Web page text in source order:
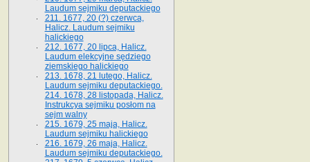
Laudum sejmiku deputackiego
211. 1677, 20 (?) czerwca,
Halicz. Laudum sejmiku
halickiego
212. 1677, 20 lipca, Halicz.
Laudum elekcyjne sędziego
ziemskiego halickiego
213. 1678, 21 lutego, Halicz.
Laudum sejmiku deputackiego.
214. 1678, 28 listopada, Halicz.
Instrukcya sejmiku posłom na
sejm walny
215. 1679, 25 maja, Halicz.
Laudum sejmiku halickiego
216. 1679, 26 maja, Halicz.
Laudum sejmiku deputackiego.